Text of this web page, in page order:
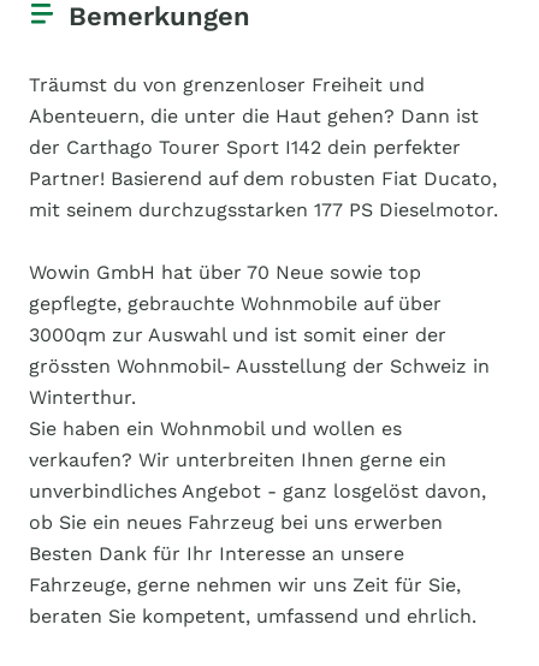
Bemerkungen
Träumst du von grenzenloser Freiheit und
Abenteuern, die unter die Haut gehen? Dann ist
der Carthago Tourer Sport I142 dein perfekter
Partner! Basierend auf dem robusten Fiat Ducato,
mit seinem durchzugsstarken 177 PS Dieselmotor.
Wowin GmbH hat über 70 Neue sowie top
gepflegte, gebrauchte Wohnmobile auf über
3000qm zur Auswahl und ist somit einer der
grössten Wohnmobil- Ausstellung der Schweiz in
Winterthur.
Sie haben ein Wohnmobil und wollen es
verkaufen? Wir unterbreiten Ihnen gerne ein
unverbindliches Angebot - ganz losgelöst davon,
ob Sie ein neues Fahrzeug bei uns erwerben
Besten Dank für Ihr Interesse an unsere
Fahrzeuge, gerne nehmen wir uns Zeit für Sie,
beraten Sie kompetent, umfassend und ehrlich.